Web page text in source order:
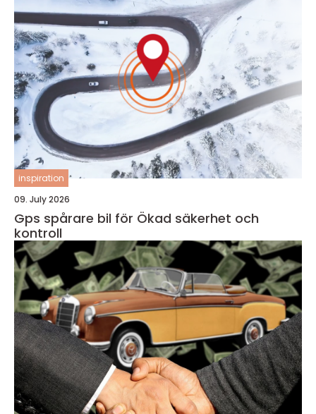
inspiration
09. July 2026
Gps spårare bil för Ökad säkerhet och
kontroll